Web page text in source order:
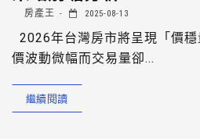
房產王 2025-08-13
2026年台灣房市將呈現「價
價波動微幅而交易量卻...
繼續閱讀